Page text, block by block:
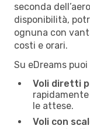
seconda
disponibilità,
ognuna con
costi e orari.
Su eDreams
Voli diretti
le attese.
Voli con